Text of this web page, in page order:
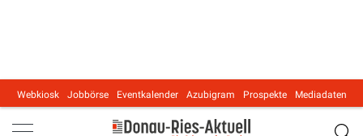
Main navigation
Webkiosk Jobbörse Eventkalender Azubigram Prospekte Mediadaten